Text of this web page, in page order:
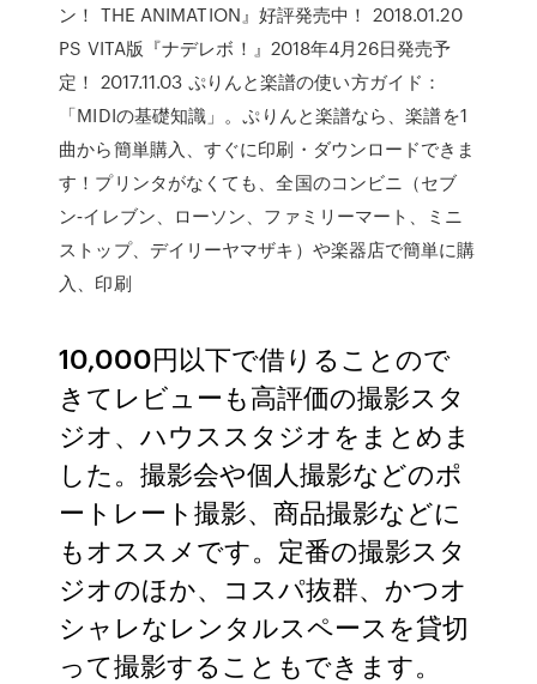
ン！ THE ANIMATION』好評発売中！ 2018.01.20
PS VITA版『ナデレボ！』2018年4月26日発売予
定！ 2017.11.03 ぷりんと楽譜の使い方ガイド：
「MIDIの基礎知識」。ぷりんと楽譜なら、楽譜を1
曲から簡単購入、すぐに印刷・ダウンロードできま
す！プリンタがなくても、全国のコンビニ（セブ
ン‐イレブン、ローソン、ファミリーマート、ミニ
ストップ、デイリーヤマザキ）や楽器店で簡単に購
入、印刷
10,000円以下で借りることので
きてレビューも高評価の撮影スタ
ジオ、ハウススタジオをまとめま
した。撮影会や個人撮影などのポ
ートレート撮影、商品撮影などに
もオススメです。定番の撮影スタ
ジオのほか、コスパ抜群、かつオ
シャレなレンタルスペースを貸切
って撮影することもできます。